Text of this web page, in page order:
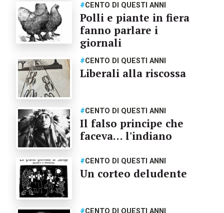
#CENTO DI QUESTI ANNI
Polli e piante in fiera
fanno parlare i
giornali
#CENTO DI QUESTI ANNI
Liberali alla riscossa
#CENTO DI QUESTI ANNI
Il falso principe che
faceva… l'indiano
#CENTO DI QUESTI ANNI
Un corteo deludente
#CENTO DI QUESTI ANNI